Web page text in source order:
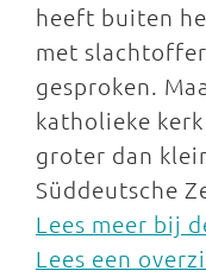
heeft buiten
met
gesproken.
katholieke
groter dan
Süddeutsche
Lees meer bij
Lees een